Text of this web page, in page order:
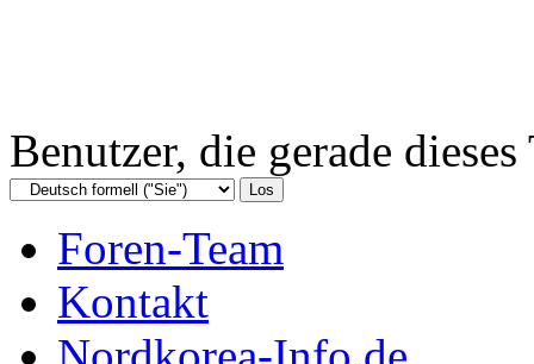
Benutzer, die gerade
Foren-Team
Kontakt